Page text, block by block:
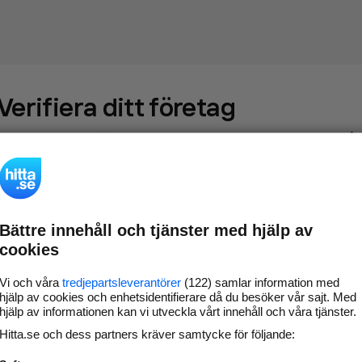
ditt företag
som69 573företag - ta kontroll över din företagssida på
hitta.se och syns bättre mot kunder i ditt närområde. Helt
kostnadsfritt.
Uppdatera din
företagsinformation
Svara på och hantera dina
Gå vidare
Bättre innehåll och tjänster med hjälp av
cookies
Vi och våra tredjepartsleverantörer (122) samlar information med
hjälp av cookies och enhetsidentifierare då du besöker vår sajt. Med
hjälp av informationen kan vi utveckla vårt innehåll och våra tjänster.
Hitta.se och dess partners kräver samtycke för följande: